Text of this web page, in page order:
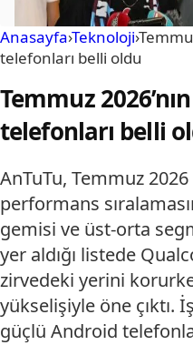
Anasayfa›Teknoloji›
telefonları belli oldu
Temmuz
telefonları belli
AnTuTu, Temmuz
performans
gemisi ve üst-orta
yer aldığı listede
zirvedeki yerini
yükselişiyle öne çıktı.
güçlü Android